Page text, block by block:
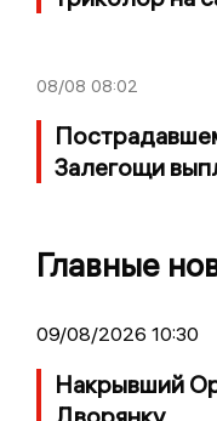
08/08 08:02
Залегощи
Главные
09/08/2026 10:30
Накрывший